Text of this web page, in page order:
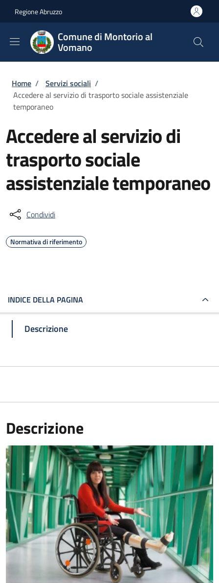
Regione Abruzzo
Comune di Montorio al
Vomano
Briciole di pane
Home / Servizi sociali /
Accedere al servizio di trasporto sociale assistenziale
temporaneo
Accedere al servizio di
trasporto sociale
assistenziale temporaneo
Condividi
Normativa di riferimento
INDICE DELLA PAGINA
Descrizione
Descrizione